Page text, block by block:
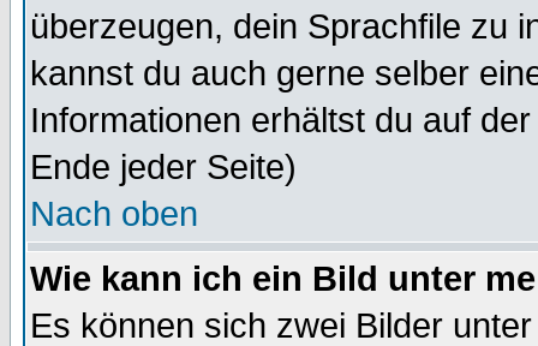
überzeugen, dein Sprachfile zu
kannst du auch gerne selber
Informationen erhältst du auf
Ende jeder Seite)
Nach oben
Wie kann ich ein Bild unter
Es können sich zwei Bilder